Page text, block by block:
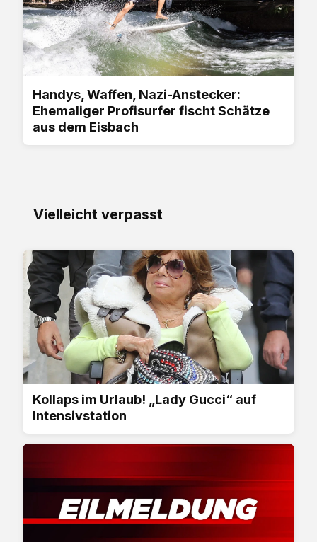
Handys, Waffen, Nazi-Anstecker:
Ehemaliger Profisurfer fischt Schätze
aus dem Eisbach
Vielleicht verpasst
Kollaps im Urlaub! „Lady Gucci“ auf
Intensivstation